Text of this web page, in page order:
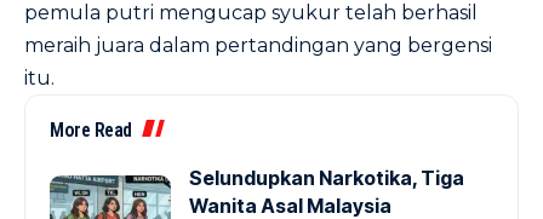
pemula putri mengucap syukur telah berhasil
meraih juara dalam pertandingan yang bergensi
itu.
More Read
Selundupkan Narkotika, Tiga
Wanita Asal Malaysia